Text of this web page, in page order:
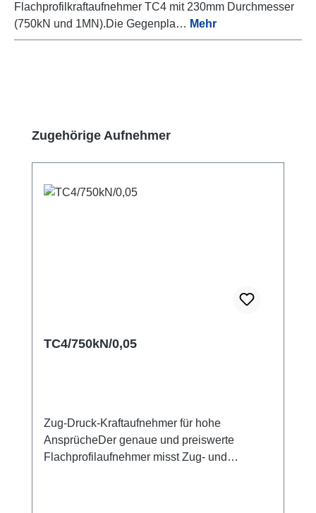
Flachprofilkraftaufnehmer TC4 mit 230mm Durchmesser
(750kN und 1MN).Die Gegenpla… Mehr
Produktgalerie überspringen
Zugehörige Aufnehmer
TC4/750kN/0,05
Zug-Druck-Kraftaufnehmer für hohe
AnsprücheDer genaue und preiswerte
Flachprofilaufnehmer misst Zug- und